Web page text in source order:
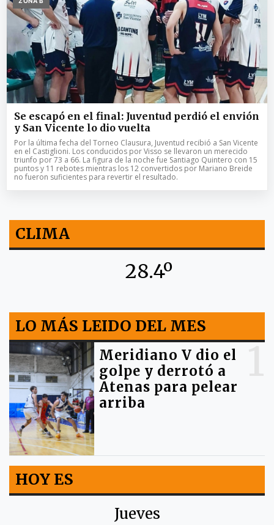
Se escapó en el final: Juventud perdió el envión
y San Vicente lo dio vuelta
Por la última fecha del Torneo Clausura, Juventud recibió a San Vicente
en el Castiglioni. Los conducidos por Visso se llevaron un merecido
triunfo por 73 a 66. La figura de la noche fue Santiago Quintero con 15
puntos y 11 rebotes mientras los 12 convertidos por Mariano Breide
no fueron suficientes para revertir el resultado.
CLIMA
28.4º
LO MÁS LEIDO DEL MES
Meridiano V dio el
golpe y derrotó a
Atenas para pelear
arriba
HOY ES
Jueves